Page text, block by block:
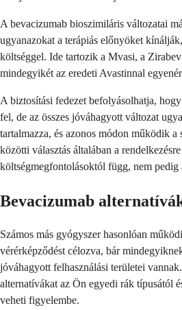
A bevacizumab bioszimiláris változatai
ugyanazokat a terápiás előnyöket
költséggel. Ide tartozik a Mvasi, a
mindegyikét az eredeti Avastinnal
A biztosítási fedezet befolyásolhatja,
fel, de az összes jóváhagyott változat
tartalmazza, és azonos módon működik a
közötti választás általában a
költségmegfontolásoktól függ, nem
Bevacizumab
Számos más gyógyszer hasonlóan
vérérképződést célozva, bár
jóváhagyott felhasználási területei
alternatívákat az Ön egyedi rák típusától
veheti figyelembe.